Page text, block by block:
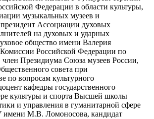
Федерации в области культуры,
музыкальных музеев и
Ассоциации духовых
на духовых и ударных
общество имени Валерия
Российской Федерации по
Президиума Союза музеев России,
совета при
по вопросам культурного
кафедры государственного
культуры и спорта Высшей школы
и управления в гуманитарной сфере
имени М.В. Ломоносова, кандидат